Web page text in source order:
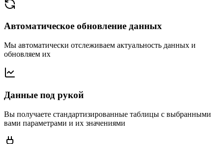
Автоматическое обновление данных
Мы автоматически отслеживаем актуальность данных и
обновляем их
Данные под рукой
Вы получаете стандартизированные таблицы с выбранными
вами параметрами и их значениями